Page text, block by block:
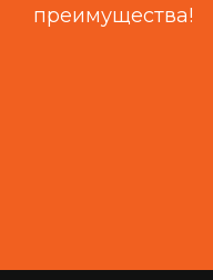
преимущества!